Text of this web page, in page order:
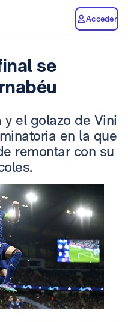
Acceder
se
el golazo de Vini
en la que
remontar con su